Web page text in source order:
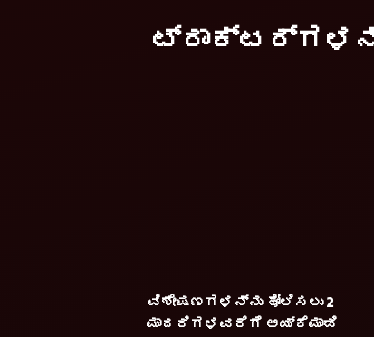
ವಿಶೇಷಣಗಳನ್ನು ಹೋಲಿಸಲು 2
ಮಾದರಿಗಳವರೆಗೆ ಆಯ್ಕೆಮಾಡಿ